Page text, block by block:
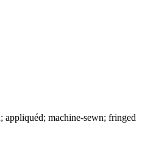
machine-sewn; fringed